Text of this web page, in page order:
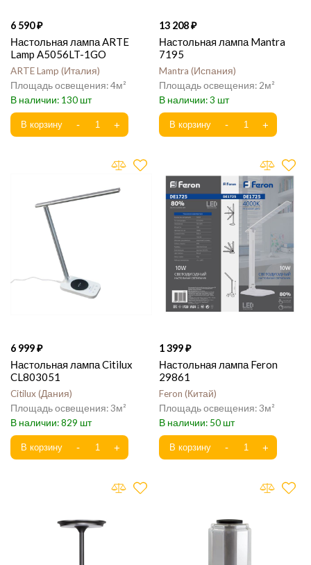
6 590
Настольная лампа ARTE
Lamp A5056LT-1GO
ARTE Lamp Италия
4
130
13 208
Настольная лампа Mantra
7195
Mantra Испания
2
3
6 999
Настольная лампа Citilux
CL803051
Citilux Дания
3
829
1 399
Настольная лампа Feron
29861
Feron Китай
3
50